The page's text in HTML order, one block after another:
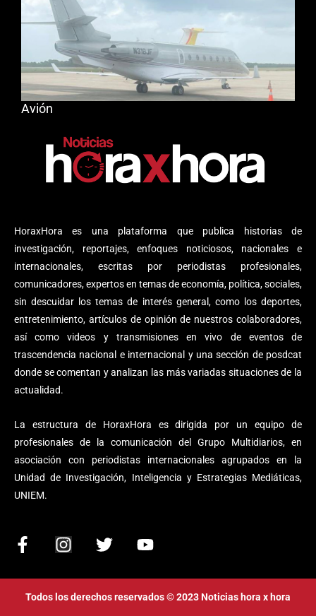
HoraxHora es una plataforma que publica historias de
investigación, reportajes, enfoques noticiosos, nacionales e
internacionales, escritas por periodistas profesionales,
comunicadores, expertos en temas de economía, política, sociales,
sin descuidar los temas de interés general, como los deportes,
entretenimiento, artículos de opinión de nuestros colaboradores,
así como videos y transmisiones en vivo de eventos de
trascendencia nacional e internacional y una sección de posdcat
donde se comentan y analizan las más variadas situaciones de la
actualidad.
La estructura de HoraxHora es dirigida por un equipo de
profesionales de la comunicación del Grupo Multidiarios, en
asociación con periodistas internacionales agrupados en la
Unidad de Investigación, Inteligencia y Estrategias Mediáticas,
UNIEM.
F
c
e
I
s
t
T
i
t
Y
u
t
Avión
Todos los derechos reservados © 2023 Noticias hora x hora